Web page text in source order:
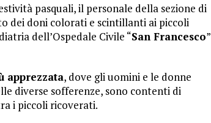
pasquali, il personale della sezione di
dei doni colorati e scintillanti ai piccoli
dell’Ospedale Civile “San Francesco”
apprezzata, dove gli uomini e le donne
diverse sofferenze, sono contenti di
i piccoli ricoverati.